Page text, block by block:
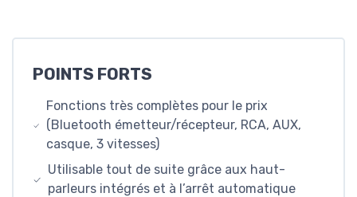
POINTS FORTS
Fonctions très complètes pour le prix
(Bluetooth émetteur/récepteur, RCA, AUX,
casque, 3 vitesses)
Utilisable tout de suite grâce aux haut-
parleurs intégrés et à l’arrêt automatique